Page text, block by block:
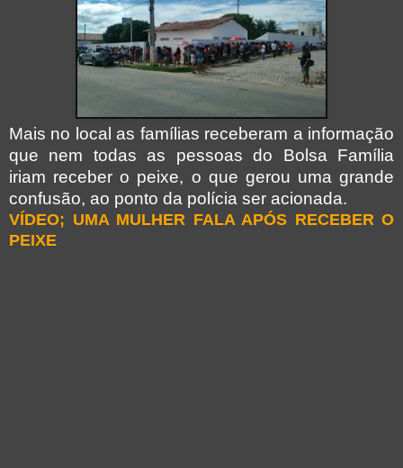
Mais no local as famílias receberam a informação
que nem todas as pessoas do Bolsa Família
iriam receber o peixe, o que gerou uma grande
confusão, ao ponto da polícia ser acionada.
VÍDEO; UMA MULHER FALA APÓS RECEBER O
PEIXE